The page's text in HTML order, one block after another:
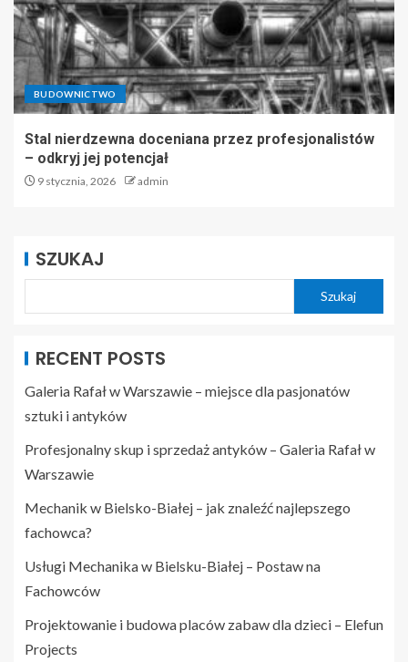
BUDOWNICTWO
Stal nierdzewna doceniana przez profesjonalistów
– odkryj jej potencjał
9 stycznia, 2026 admin
SZUKAJ
Szukaj
RECENT POSTS
Galeria Rafał w Warszawie – miejsce dla pasjonatów
sztuki i antyków
Profesjonalny skup i sprzedaż antyków – Galeria Rafał w
Warszawie
Mechanik w Bielsko-Białej – jak znaleźć najlepszego
fachowca?
Usługi Mechanika w Bielsku-Białej – Postaw na
Fachowców
Projektowanie i budowa placów zabaw dla dzieci – Elefun
Projects